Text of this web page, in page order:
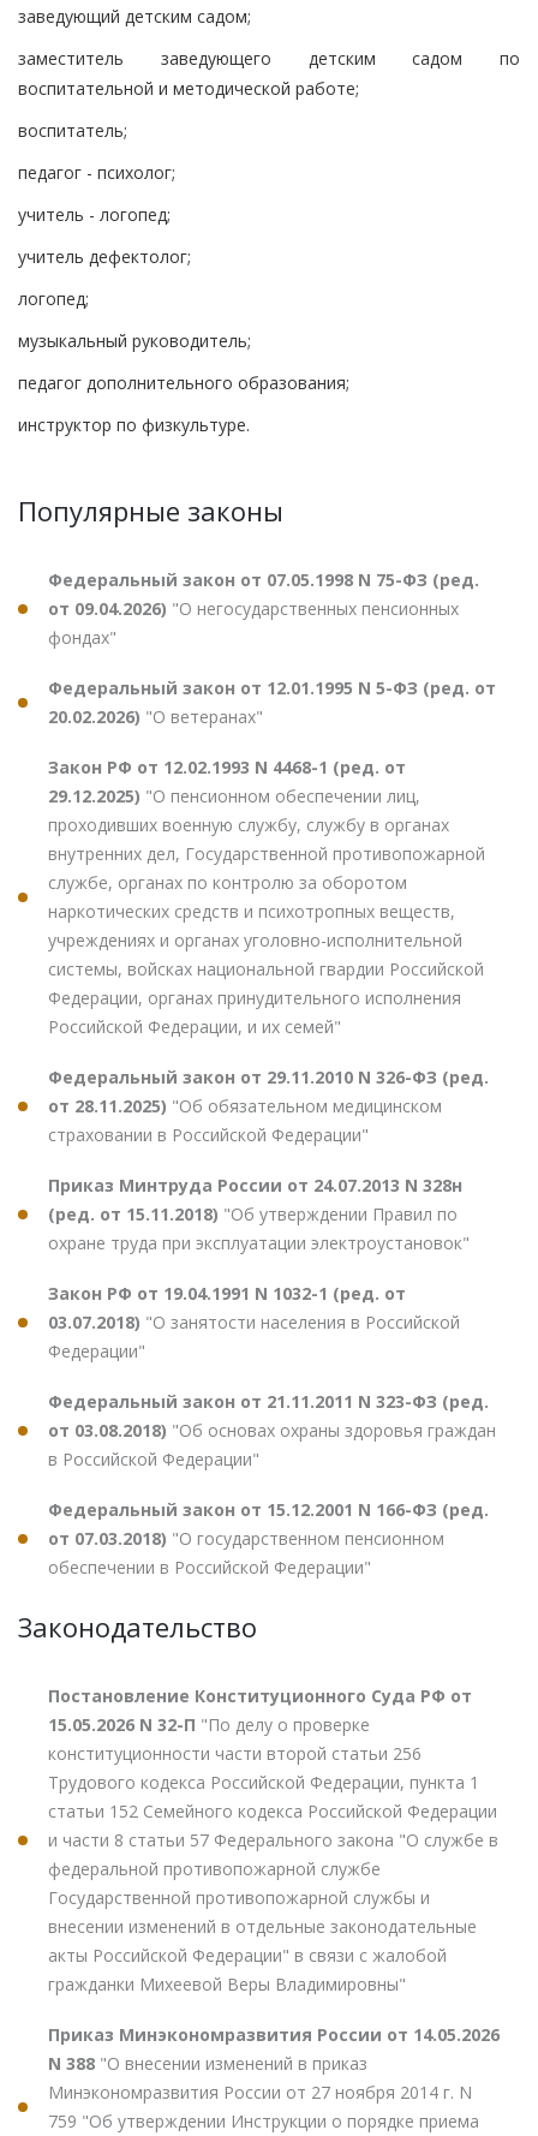
заведующий детским садом;
заместитель заведующего детским садом по
воспитательной и методической работе;
воспитатель;
педагог - психолог;
учитель - логопед;
учитель дефектолог;
логопед;
музыкальный руководитель;
педагог дополнительного образования;
инструктор по физкультуре.
Популярные законы
Федеральный закон от 07.05.1998 N 75-ФЗ (ред.
от 09.04.2026) "О негосударственных пенсионных
фондах"
Федеральный закон от 12.01.1995 N 5-ФЗ (ред. от
20.02.2026) "О ветеранах"
Закон РФ от 12.02.1993 N 4468-1 (ред. от
29.12.2025) "О пенсионном обеспечении лиц,
проходивших военную службу, службу в органах
внутренних дел, Государственной противопожарной
службе, органах по контролю за оборотом
наркотических средств и психотропных веществ,
учреждениях и органах уголовно-исполнительной
системы, войсках национальной гвардии Российской
Федерации, органах принудительного исполнения
Российской Федерации, и их семей"
Федеральный закон от 29.11.2010 N 326-ФЗ (ред.
от 28.11.2025) "Об обязательном медицинском
страховании в Российской Федерации"
Приказ Минтруда России от 24.07.2013 N 328н
(ред. от 15.11.2018) "Об утверждении Правил по
охране труда при эксплуатации электроустановок"
Закон РФ от 19.04.1991 N 1032-1 (ред. от
03.07.2018) "О занятости населения в Российской
Федерации"
Федеральный закон от 21.11.2011 N 323-ФЗ (ред.
от 03.08.2018) "Об основах охраны здоровья граждан
в Российской Федерации"
Федеральный закон от 15.12.2001 N 166-ФЗ (ред.
от 07.03.2018) "О государственном пенсионном
обеспечении в Российской Федерации"
Законодательство
Постановление Конституционного Суда РФ от
15.05.2026 N 32-П "По делу о проверке
конституционности части второй статьи 256
Трудового кодекса Российской Федерации, пункта 1
статьи 152 Семейного кодекса Российской Федерации
и части 8 статьи 57 Федерального закона "О службе в
федеральной противопожарной службе
Государственной противопожарной службы и
внесении изменений в отдельные законодательные
акты Российской Федерации" в связи с жалобой
гражданки Михеевой Веры Владимировны"
Приказ Минэкономразвития России от 14.05.2026
N 388 "О внесении изменений в приказ
Минэкономразвития России от 27 ноября 2014 г. N
759 "Об утверждении Инструкции о порядке приема